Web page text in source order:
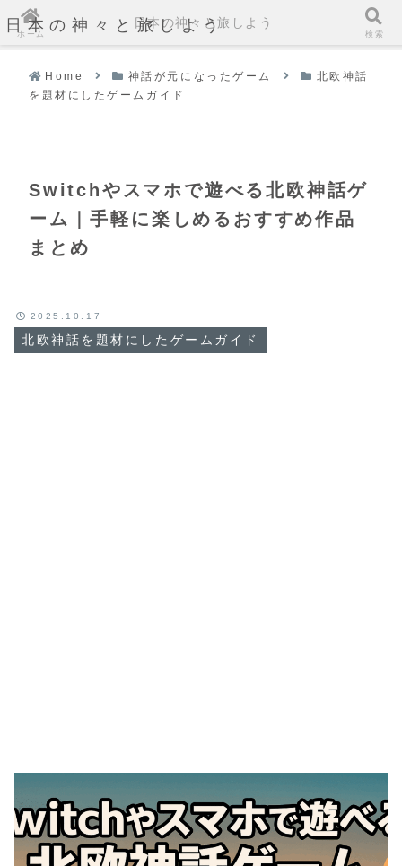
日本の神々と旅しよう
Home 神話が元になったゲーム
北欧神話
を題材にしたゲームガイド
Switchやスマホで遊べる北欧神話ゲ
ーム｜手軽に楽しめるおすすめ作品
まとめ
北欧神話を題材にしたゲームガイド
2025.10.17
ホーム
日本の神々と旅しよう
検索